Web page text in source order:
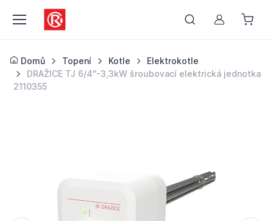
Můj účet
Domů Topení Kotle
Elektrokotle
DRAŽICE TJ 6/4''-3,3kW šroubovací elektrická jednotka
2110355